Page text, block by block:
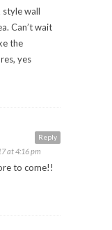
style wall
Can’t wait
the
yes
Reply
at 4:16 pm
to come!!